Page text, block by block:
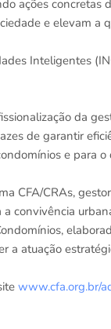
ações concretas
e elevam a
Inteligentes
da
de garantir
e para
CFA/CRAs,
convivência
a atuação
www.cfa.org.br/